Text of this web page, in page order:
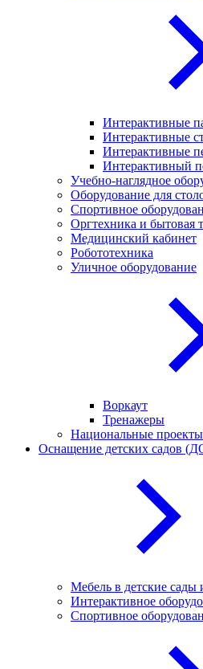
Интерактивные
Интерактивные
Интерактивные
Интерактивный
Учебно-наглядное
Оборудование для
Спортивное
Оргтехника и бытовая
Медицинский кабинет
Робототехника
Уличное оборудование
Воркаут
Тренажеры
Национальные
Оснащение детских садов
Мебель в детские
Интерактивное
Спортивное